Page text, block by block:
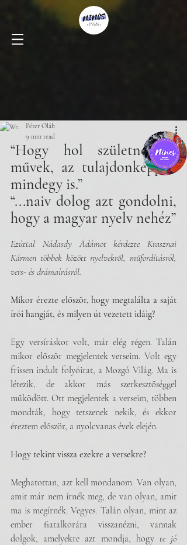
Péter Oláh
9 min read
“Hogy hol születnek a
művek, az tulajdonképpen
mindegy is.”
“...naiv dolog azt gondolni,
Ezúttal Nádasdy Ádámot kérdezte Krasznai
Kármen többek között nyelvekről, műfordításról,
vers- és drámaírásról.
Mikor érezte először, hogy megtalálta a saját
írói hangját, és milyen út vezetett idáig?
Egy versíráskor volt, már elég régen. Talán
mikor először megjelentek verseim. Volt egy
frissen indult folyóirat, a Mozgó Világ. Ma is
létezik, de akkor más szerkesztőséggel
működött. Ott megjelentek a verseim, többen
mondták, hogy tetszenek nekik, és ekkor
éreztem először, a nyolcvanas évek elején.
Hogy tekint vissza ezekre a versekre?
Meghatottan, azt kell mondanom. Van olyan,
amit már nem írnék meg, de van olyan, amit
ma is megírnék. Vegyes. Talán olyan, mint az
ember fiatalkorára visszanézni, vannak
dolgok, amelyekre azt mondja, hogy te jó